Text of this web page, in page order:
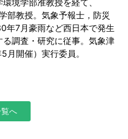
境学部准教授を経て、
部教授。気象予報士，防災
年7月豪雨など西日本で発生
調査・研究に従事。気象津
月開催）実行委員。
へ